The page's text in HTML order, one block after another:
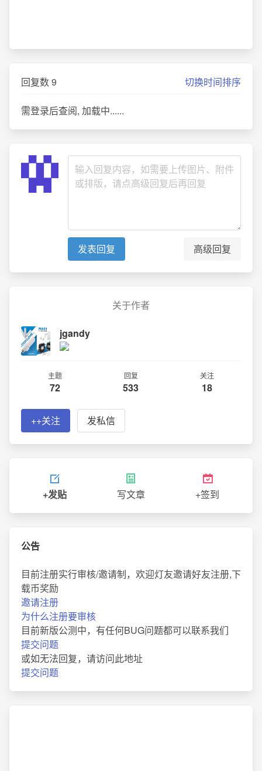
回复数9 切换时间排序
需登录后查阅, 加载中......
发表回复 高级回复
关于作者
jgandy
主题
72
回复
533
关注
18
++关注 发私信
+发贴 写文章 +签到
公告
目前注册实行审核/邀请制，欢迎灯友邀请好友注册,下
载币奖励
邀请注册
为什么注册要审核
目前新版公测中，有任何BUG问题都可以联系我们
提交问题
或如无法回复，请访问此地址
提交问题